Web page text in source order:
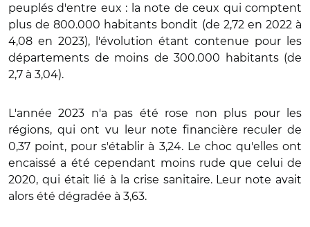
peuplés d'entre eux : la note de ceux qui comptent
plus de 800.000 habitants bondit (de 2,72 en 2022 à
4,08 en 2023), l'évolution étant contenue pour les
départements de moins de 300.000 habitants (de
2,7 à 3,04).
L'année 2023 n'a pas été rose non plus pour les
régions, qui ont vu leur note financière reculer de
0,37 point, pour s'établir à 3,24. Le choc qu'elles ont
encaissé a été cependant moins rude que celui de
2020, qui était lié à la crise sanitaire. Leur note avait
alors été dégradée à 3,63.